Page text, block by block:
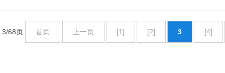
3/68页 首页 上一页 [1] [2] 3 [4]